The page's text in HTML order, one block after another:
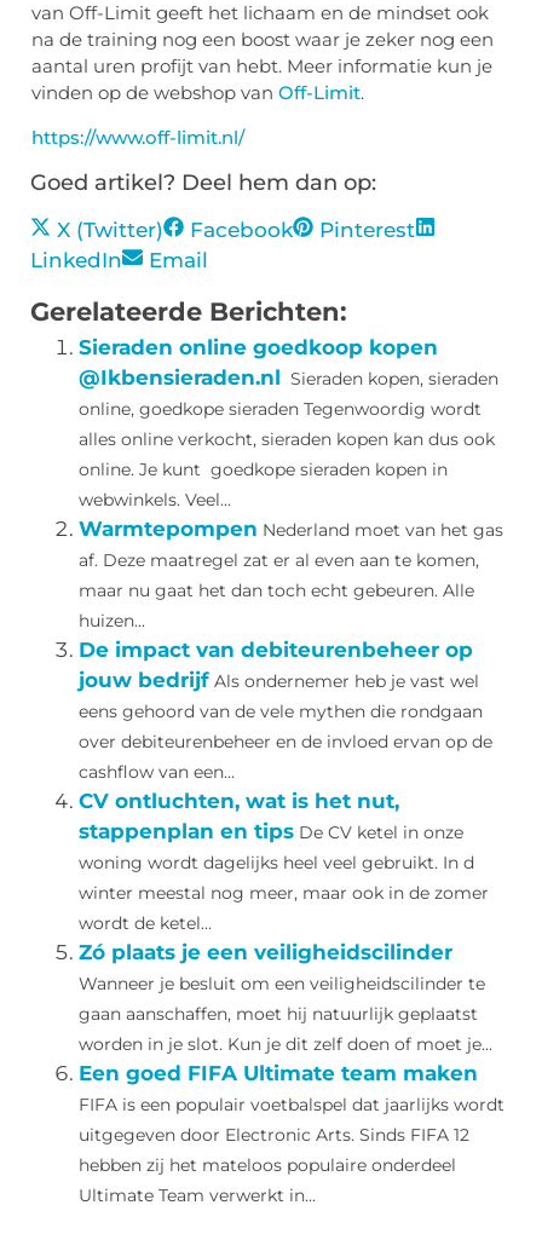
van Off-Limit geeft het lichaam en de mindset ook
na de training nog een boost waar je zeker nog een
aantal uren profijt van hebt. Meer informatie kun je
vinden op de webshop van Off-Limit.
https://www.off-limit.nl/
Goed artikel? Deel hem dan op:
X (Twitter) Facebook
Pinterest
LinkedIn
Email
Gerelateerde Berichten:
Sieraden online goedkoop kopen
@Ikbensieraden.nl Sieraden kopen, sieraden
online, goedkope sieraden Tegenwoordig wordt
alles online verkocht, sieraden kopen kan dus ook
online. Je kunt goedkope sieraden kopen in
webwinkels. Veel...
Warmtepompen Nederland moet van het gas
af. Deze maatregel zat er al even aan te komen,
maar nu gaat het dan toch echt gebeuren. Alle
huizen...
De impact van debiteurenbeheer op
jouw bedrijf Als ondernemer heb je vast wel
eens gehoord van de vele mythen die rondgaan
over debiteurenbeheer en de invloed ervan op de
cashflow van een...
CV ontluchten, wat is het nut,
stappenplan en tips De CV ketel in onze
woning wordt dagelijks heel veel gebruikt. In d
winter meestal nog meer, maar ook in de zomer
wordt de ketel...
Zó plaats je een veiligheidscilinder
Wanneer je besluit om een veiligheidscilinder te
gaan aanschaffen, moet hij natuurlijk geplaatst
worden in je slot. Kun je dit zelf doen of moet je...
Een goed FIFA Ultimate team maken
FIFA is een populair voetbalspel dat jaarlijks wordt
uitgegeven door Electronic Arts. Sinds FIFA 12
hebben zij het mateloos populaire onderdeel
Ultimate Team verwerkt in...